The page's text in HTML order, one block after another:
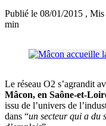
Publié le 08/01/2015 , Mis
min
Le réseau O2 s’agrandit
Mâcon, en Saône-et-
issu de l’univers de
dans “un secteur qui a du